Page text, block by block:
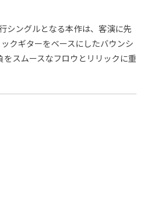
シングルとなる本作は、客演に先
クギターをベースにしたバウンシ
スムースなフロウとリリックに重